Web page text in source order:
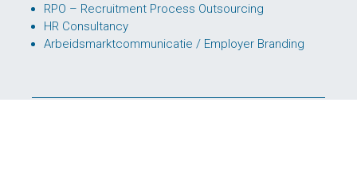
RPO – Recruitment Process Outsourcing
HR Consultancy
Arbeidsmarktcommunicatie / Employer Branding